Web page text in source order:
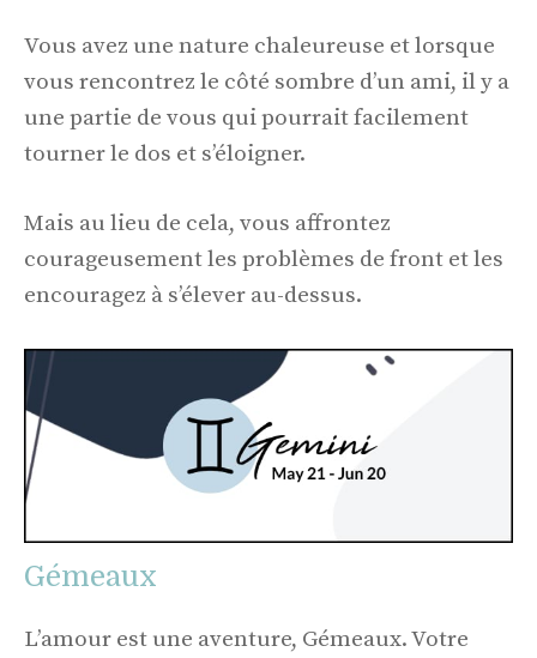
Vous avez une nature chaleureuse et lorsque
vous rencontrez le côté sombre d’un ami, il y a
une partie de vous qui pourrait facilement
tourner le dos et s’éloigner.
Mais au lieu de cela, vous affrontez
courageusement les problèmes de front et les
encouragez à s’élever au-dessus.
Gémeaux
L’amour est une aventure, Gémeaux. Votre